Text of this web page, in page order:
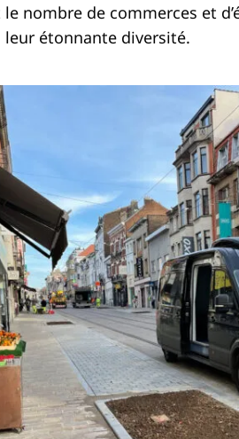
nombre de commerces et
leur étonnante diversité.